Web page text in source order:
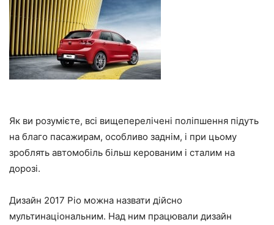
Як ви розумієте, всі вищеперелічені поліпшення підуть
на благо пасажирам, особливо заднім, і при цьому
зроблять автомобіль більш керованим і сталим на
дорозі.
Дизайн 2017 Ріо можна назвати дійсно
мультинаціональним. Над ним працювали дизайн